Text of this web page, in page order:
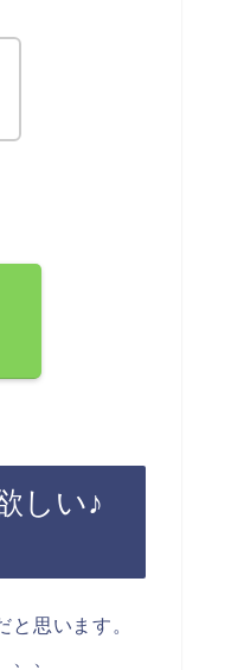
しい♪
思います。
、